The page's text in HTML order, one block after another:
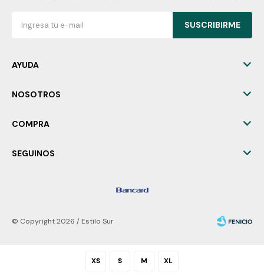
XS S M XL
SUSCRIBIRME
AYUDA
NOSOTROS
COMPRA
SEGUINOS
© Copyright 2026 / Estilo Sur